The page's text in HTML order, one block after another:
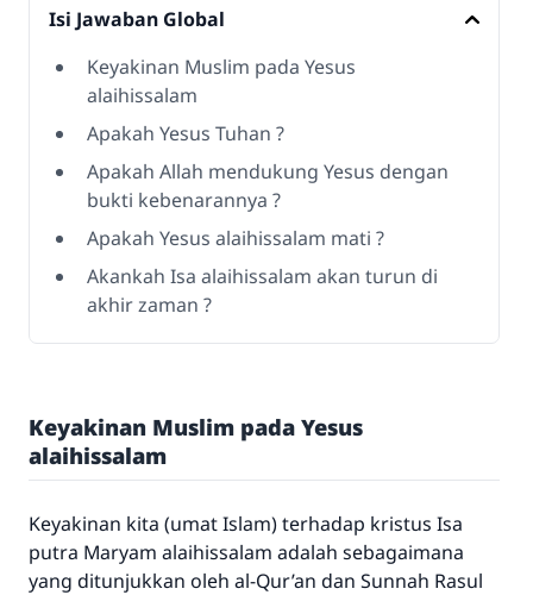
Isi Jawaban Global
Keyakinan Muslim pada Yesus
alaihissalam
Apakah Yesus Tuhan ?
Apakah Allah mendukung Yesus dengan
bukti kebenarannya ?
Apakah Yesus alaihissalam mati ?
Akankah Isa alaihissalam akan turun di
akhir zaman ?
Keyakinan Muslim pada Yesus
alaihissalam
Keyakinan kita (umat Islam) terhadap kristus Isa
putra Maryam alaihissalam adalah sebagaimana
yang ditunjukkan oleh al-Qur’an dan Sunnah Rasul